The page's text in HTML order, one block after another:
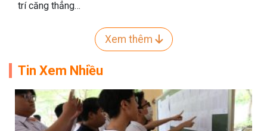
trí căng thẳng…
Xem thêm
Tin Xem Nhiều